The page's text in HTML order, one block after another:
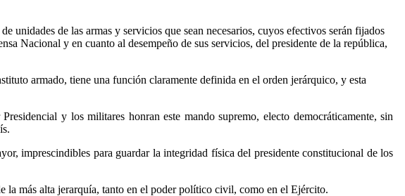
unidades de las armas y servicios que sean necesarios, cuyos efectivos serán fijados
Nacional y en cuanto al desempeño de sus servicios, del presidente de la república,
armado, tiene una función claramente definida en el orden jerárquico, y esta
y los militares honran este mando supremo, electo democráticamente, sin
imprescindibles para guardar la integridad física del presidente constitucional de los
la más alta jerarquía, tanto en el poder político civil, como en el Ejército.